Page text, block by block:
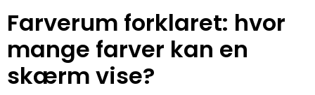
Farverum forklaret: hvor
mange farver kan en
skærm vise?